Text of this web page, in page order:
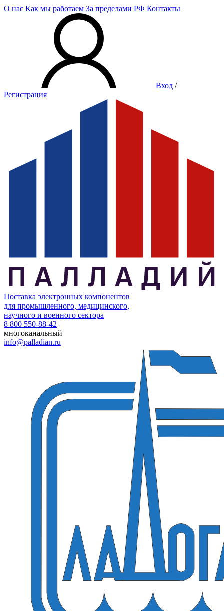
О нас Как мы работаем За пределами РФ Контакты
Вход /
Регистрация
Поставка электронных компонентов
для промышленного, медицинского,
научного и военного сектора
8 800 550-88-42
многоканальный
info@palladian.ru